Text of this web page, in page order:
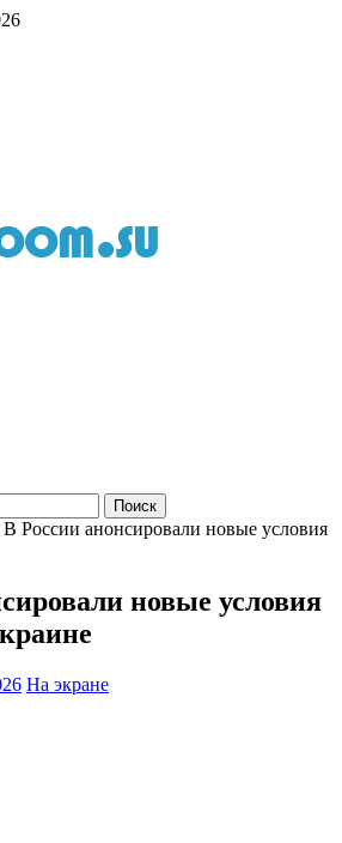
В России анонсировали новые условия
новые условия
На экране